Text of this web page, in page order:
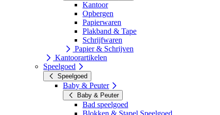
Kantoor
Opbergen
Papierwaren
Plakband & Tape
Schrijfwaren
Papier & Schrijven
Kantoorartikelen
Speelgoed
Speelgoed
Baby & Peuter
Baby & Peuter
Bad speelgoed
Blokken & Stapel Speelgoed